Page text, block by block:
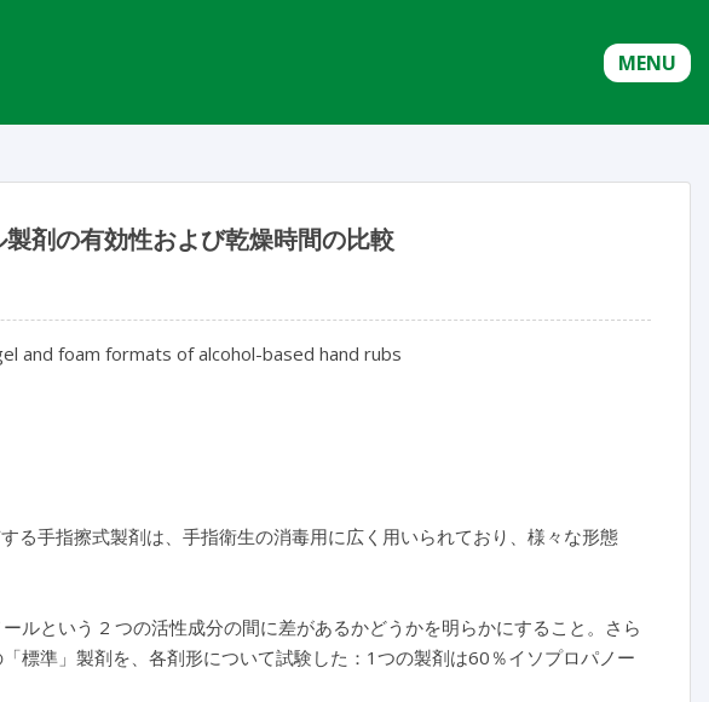
MENU
剤の有効性および乾燥時間の比較
and foam formats of alcohol-based hand rubs
る手指擦式製剤は、手指衛生の消毒用に広く用いられており、様々な形態
ルという 2 つの活性成分の間に差があるかどうかを明らかにすること。さら
標準」製剤を、各剤形について試験した：1つの製剤は60％イソプロパノー